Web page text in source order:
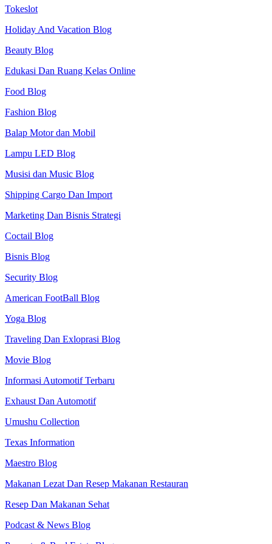
Tokeslot
Holiday And Vacation Blog
Beauty Blog
Edukasi Dan Ruang Kelas Online
Food Blog
Fashion Blog
Balap Motor dan Mobil
Lampu LED Blog
Musisi dan Music Blog
Shipping Cargo Dan Import
Marketing Dan Bisnis Strategi
Coctail Blog
Bisnis Blog
Security Blog
American FootBall Blog
Yoga Blog
Traveling Dan Exloprasi Blog
Movie Blog
Informasi Automotif Terbaru
Exhaust Dan Automotif
Umushu Collection
Texas Information
Maestro Blog
Makanan Lezat Dan Resep Makanan Restauran
Resep Dan Makanan Sehat
Podcast & News Blog